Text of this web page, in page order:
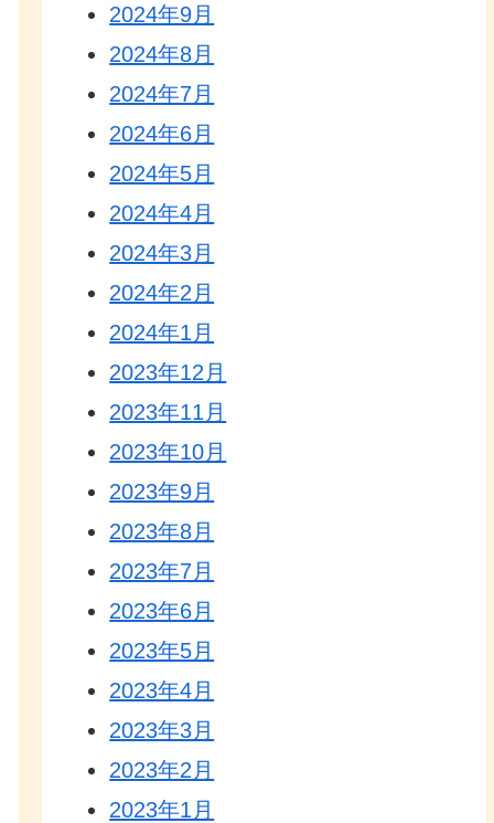
2024年9月
2024年8月
2024年7月
2024年6月
2024年5月
2024年4月
2024年3月
2024年2月
2024年1月
2023年12月
2023年11月
2023年10月
2023年9月
2023年8月
2023年7月
2023年6月
2023年5月
2023年4月
2023年3月
2023年2月
2023年1月